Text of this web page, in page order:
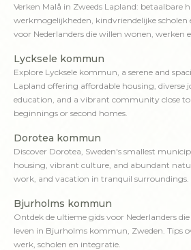
Verken Malå in Zweeds Lapland: betaalbare
werkmogelijkheden, kindvriendelijke scholen
voor Nederlanders die willen wonen, werken
Lycksele kommun
Explore Lycksele kommun, a serene and
Lapland offering affordable housing,
education, and a vibrant community close
beginnings or second homes.
Dorotea kommun
Discover Dorotea, Sweden's smallest
housing, vibrant culture, and abundant
work, and vacation in tranquil surroundings.
Bjurholms kommun
Ontdek de ultieme gids voor Nederlanders
leven in Bjurholms kommun, Zweden. Tips
werk, scholen en integratie.